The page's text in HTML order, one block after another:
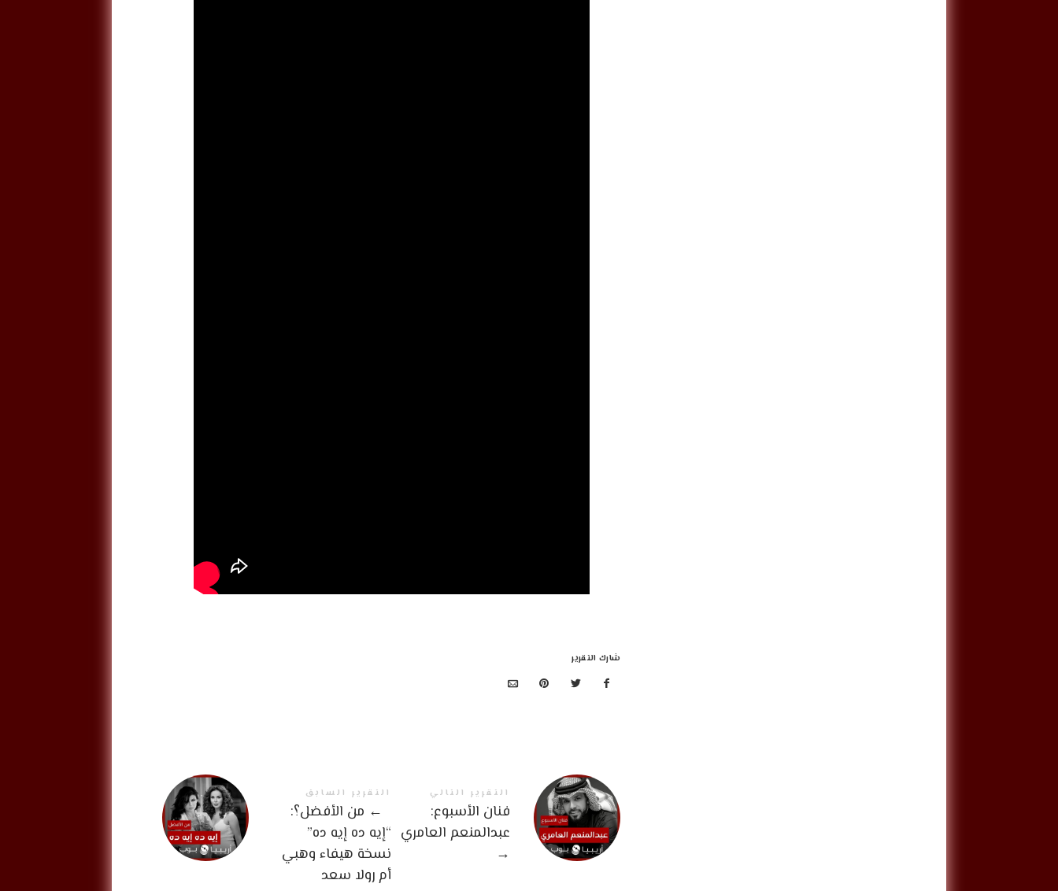
شارك التقرير
التقرير السابق
← من الأفضل؟:
“إيه ده إيه ده”
نسخة هيفاء وهبي
أم رولا سعد
التقرير التالي
فنان الأسبوع:
عبدالمنعم العامري
→